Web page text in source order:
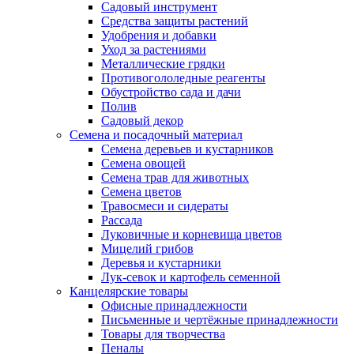
Садовый инструмент
Средства защиты растений
Удобрения и добавки
Уход за растениями
Металлические грядки
Противогололедные реагенты
Обустройство сада и дачи
Полив
Садовый декор
Семена и посадочный материал
Семена деревьев и кустарников
Семена овощей
Семена трав для животных
Семена цветов
Травосмеси и сидераты
Рассада
Луковичные и корневища цветов
Мицелий грибов
Деревья и кустарники
Лук-севок и картофель семенной
Канцелярские товары
Офисные принадлежности
Письменные и чертёжные принадлежности
Товары для творчества
Пеналы